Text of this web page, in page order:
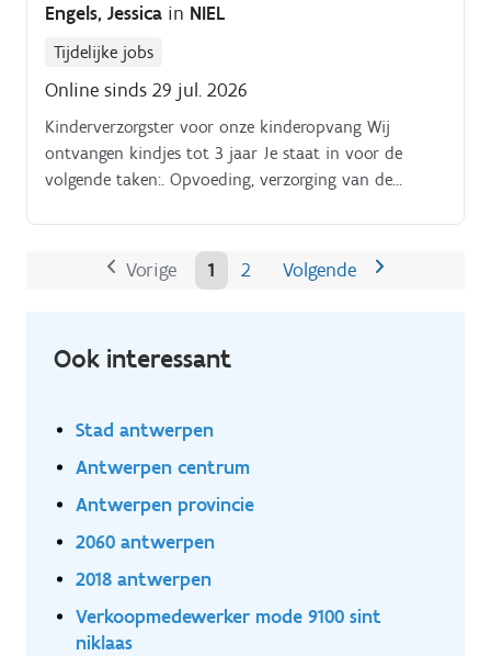
Engels, Jessica in NIEL
Tijdelijke jobs
Online sinds 29 jul. 2026
Kinderverzorgster voor onze kinderopvang Wij
ontvangen kindjes tot 3 jaar Je staat in voor de
volgende taken:. Opvoeding, verzorging van de
Vorige 1 2 Volgende
Ook interessant
Stad antwerpen
Antwerpen centrum
Antwerpen provincie
2060 antwerpen
2018 antwerpen
Verkoopmedewerker mode 9100 sint
niklaas